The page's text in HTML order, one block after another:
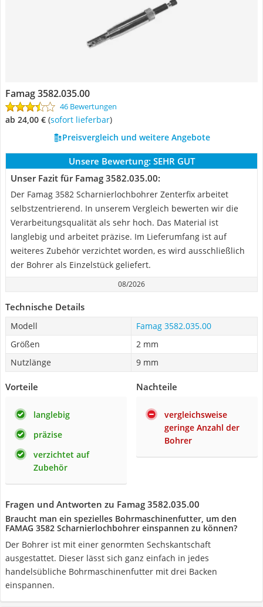
Famag 3582.035.00
46 Bewertungen
ab 24,00 € ( Sofort lieferbar)
Preisvergleich und weitere Angebote
Unsere Bewertung: SEHR GUT
Unser Fazit für Famag 3582.035.00:
Der Famag 3582 Scharnierlochbohrer Zenterfix arbeitet
selbstzentrierend. In unserem Vergleich bewerten wir die
Verarbeitungsqualität als sehr hoch. Das Material ist
langlebig und arbeitet präzise. Im Lieferumfang ist auf
weiteres Zubehör verzichtet worden, es wird ausschließlich
der Bohrer als Einzelstück geliefert.
08/2026
Technische Details
Modell
Famag 3582.035.00
Größen
2 mm
Nutzlänge
9 mm
Vorteile
langlebig
präzise
verzichtet auf
Zubehör
Nachteile
vergleichsweise
geringe Anzahl der
Bohrer
Fragen und Antworten zu Famag 3582.035.00
Braucht man ein spezielles Bohrmaschinenfutter, um den
FAMAG 3582 Scharnierlochbohrer einspannen zu können?
Der Bohrer ist mit einer genormten Sechskantschaft
ausgestattet. Dieser lässt sich ganz einfach in jedes
handelsübliche Bohrmaschinenfutter mit drei Backen
einspannen.